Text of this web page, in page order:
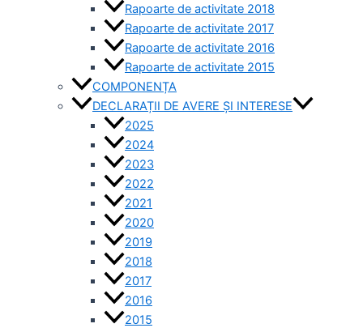
Rapoarte de activitate 2018
Rapoarte de activitate 2017
Rapoarte de activitate 2016
Rapoarte de activitate 2015
COMPONENȚA
DECLARAȚII DE AVERE ȘI INTERESE
2025
2024
2023
2022
2021
2020
2019
2018
2017
2016
2015